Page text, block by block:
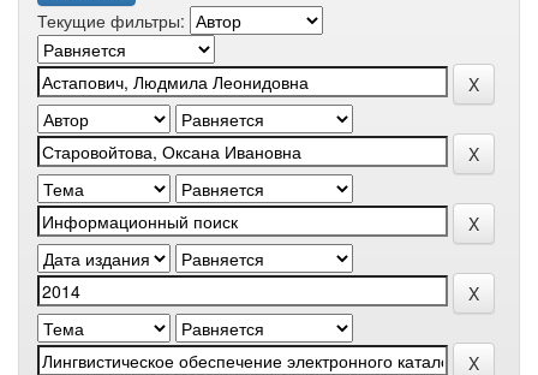
Текущие фильтры: